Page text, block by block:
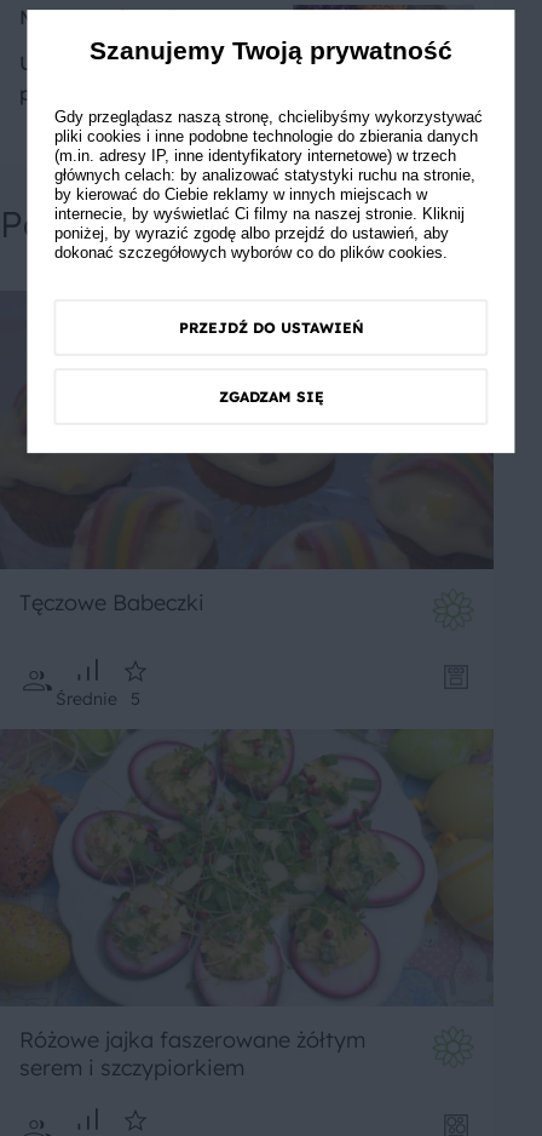
Mateusz Mirga1309
U mnie już pełne danie,
polecam przepis na kluski
Powiązane przepisy
Tęczowe Babeczki
Średnie 5
Różowe jajka faszerowane żółtym
serem i szczypiorkiem
Szanujemy Twoją prywatność
Gdy przeglądasz naszą stronę, chcielibyśmy wykorzystywać
pliki cookies i inne podobne technologie do zbierania danych
(m.in. adresy IP, inne identyfikatory internetowe) w trzech
głównych celach: by analizować statystyki ruchu na stronie,
by kierować do Ciebie reklamy w innych miejscach w
internecie, by wyświetlać Ci filmy na naszej stronie. Kliknij
poniżej, by wyrazić zgodę albo przejdź do ustawień, aby
dokonać szczegółowych wyborów co do plików cookies.
PRZEJDŹ DO USTAWIEŃ
ZGADZAM SIĘ